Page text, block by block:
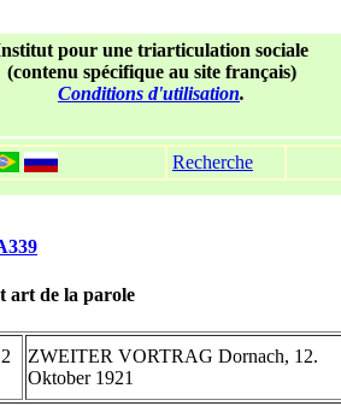
pour une triarticulation sociale
(contenu spécifique au site français)
Conditions d'utilisation.
Recherche
art de la parole
ZWEITER VORTRAG Dornach, 12.
Oktober 1921